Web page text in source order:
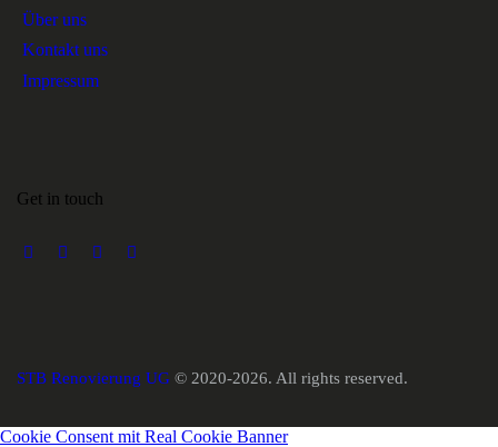
Über uns
Kontakt uns
Impressum
Get in touch
STB Renovierung UG © 2020-2026. All rights reserved.
Cookie Consent mit Real Cookie Banner